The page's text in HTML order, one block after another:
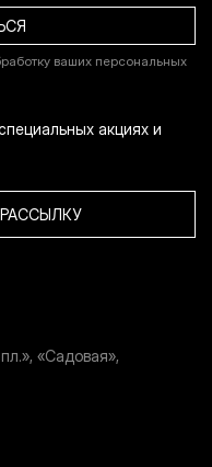
ваших персональных
акциях и
«Садовая»,